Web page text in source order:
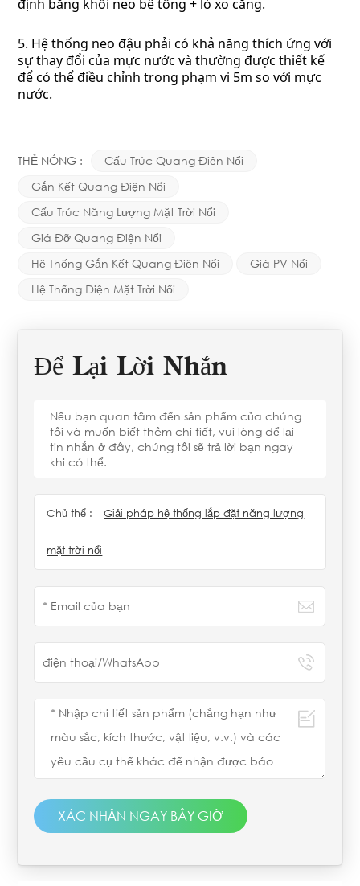
định bằng khối neo bê tông + lò xo căng.
5. Hệ thống neo đậu phải có khả năng thích ứng với
sự thay đổi của mực nước và thường được thiết kế
để có thể điều chỉnh trong phạm vi 5m so với mực
nước.
THẺ NÓNG :
Cấu Trúc Quang Điện Nổi
Gắn Kết Quang Điện Nổi
Cấu Trúc Năng Lượng Mặt Trời Nổi
Giá Đỡ Quang Điện Nổi
Hệ Thống Gắn Kết Quang Điện Nổi
Giá PV Nổi
Hệ Thống Điện Mặt Trời Nổi
Để Lại Lời Nhắn
Nếu bạn quan tâm đến sản phẩm của chúng
tôi và muốn biết thêm chi tiết, vui lòng để lại
tin nhắn ở đây, chúng tôi sẽ trả lời bạn ngay
khi có thể.
Chủ thể : Giải pháp hệ thống lắp đặt năng lượng
mặt trời nổi
XÁC NHẬN NGAY BÂY GIỜ